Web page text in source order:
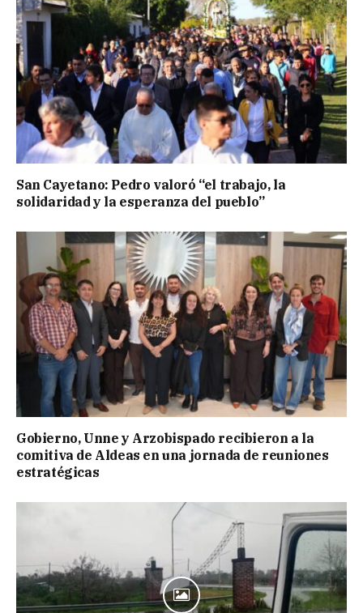
San Cayetano: Pedro valoró “el trabajo, la
solidaridad y la esperanza del pueblo”
Gobierno, Unne y Arzobispado recibieron a la
comitiva de Aldeas en una jornada de reuniones
estratégicas